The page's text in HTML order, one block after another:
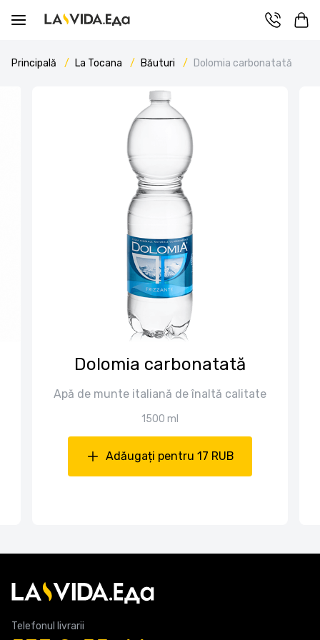
Principală La Tocana Băuturi Dolomia carbonatată
Dolomia carbonatată
Apă de munte italiană de înaltă calitate
1500 ml
Adăugați pentru 17 RUB
Telefonul livrarii